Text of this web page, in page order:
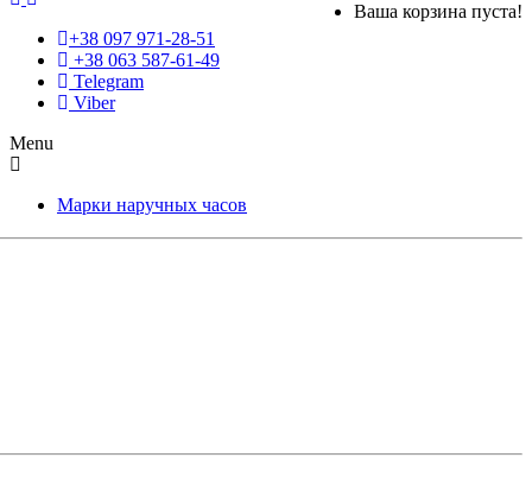
Ваша корзина пуста!
+38 097 971-28-51
+38 063 587-61-49
Telegram
Viber
Menu
Марки наручных часов